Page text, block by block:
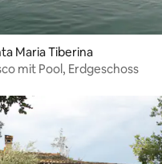
Maria Tiberina
mit Pool, Erdgeschoss